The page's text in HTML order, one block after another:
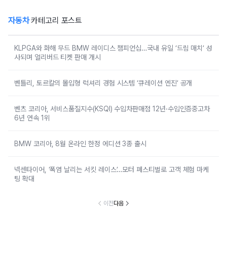
자동차카테고리 포스트
KLPGA와 화해 무드 BMW 레이디스 챔피언십…국내 유일 ‘드림 매치’ 성
사되며 얼리버드 티켓 판매 개시
벤틀리, 토르칼의 몰입형 럭셔리 경험 시스템 ‘큐레이션 엔진’ 공개
벤츠 코리아, 서비스품질지수(KSQI) 수입차판매점 12년·수입인증중고차
6년 연속 1위
BMW 코리아, 8월 온라인 한정 에디션 3종 출시
넥센타이어, ‘폭염 날리는 서킷 레이스’…모터 페스티벌로 고객 체험 마케
팅 확대
이전다음